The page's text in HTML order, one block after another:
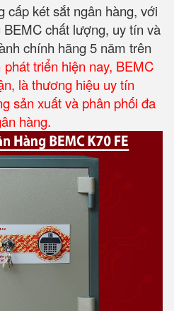
cấp két sắt ngân hàng, với
chất lượng, uy tín và
chính hãng 5 năm trên
triển hiện nay, BEMC
là thương hiệu uy tín
sản xuất và phân phối đa
hàng.